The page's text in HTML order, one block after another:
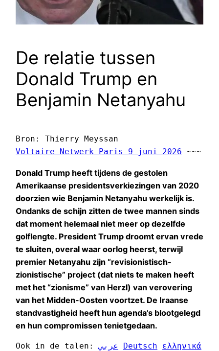
De relatie tussen
Donald Trump en
Benjamin Netanyahu
Bron: Thierry Meyssan
Voltaire Netwerk Paris 9 juni 2026
Donald Trump heeft tijdens de gestolen
Amerikaanse presidentsverkiezingen van 2020
doorzien wie Benjamin Netanyahu werkelijk is.
Ondanks de schijn zitten de twee mannen sinds
dat moment helemaal niet meer op dezelfde
golflengte. President Trump droomt ervan vrede
te sluiten, overal waar oorlog heerst, terwijl
premier Netanyahu zijn “revisionistisch-
zionistische” project (dat niets te maken heeft
met het “zionisme” van Herzl) van verovering
van het Midden-Oosten voortzet. De Iraanse
standvastigheid heeft hun agenda’s blootgelegd
en hun compromissen tenietgedaan.
Ook in de talen: عربي Deutsch
ελληνικά